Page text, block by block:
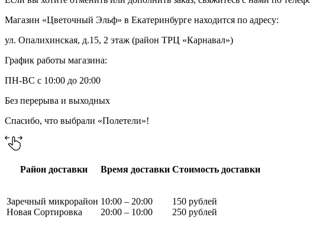
Магазин «Цветочный Эльф» в Екатеринбурге находится по адресу:
ул. Опалихинская, д.15, 2 этаж (район ТРЦ «Карнавал»)
График работы магазина:
ПН-ВС с 10:00 до 20:00
Без перерыва и выходных
Спасибо, что выбрали «Полетели»!
Район доставки Время доставки Стоимость доставки
Заречный микрорайон
Новая Сортировка
10:00 – 20:00
20:00 – 10:00
150 рублей
250 рублей